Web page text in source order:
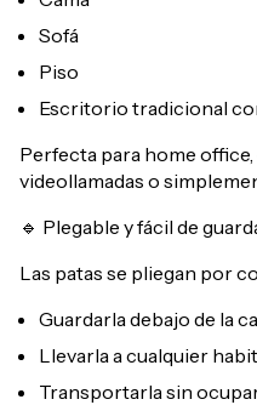
Sofá
Piso
Escritorio tradicional
Perfecta para home
videollamadas o
🔹 Plegable y fácil de
Las patas se pliegan por
Guardarla debajo de la
Llevarla a cualquier
Transportarla sin